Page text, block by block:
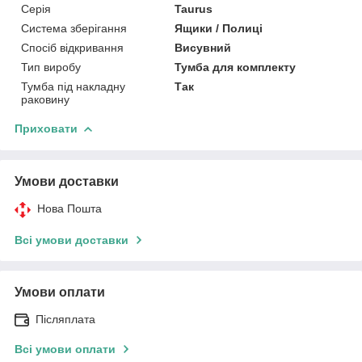
Серія
Taurus
Система зберігання
Ящики / Полиці
Спосіб відкривання
Висувний
Тип виробу
Тумба для комплекту
Тумба під накладну
раковину
Так
Приховати
Умови доставки
Нова Пошта
Всі умови доставки
Умови оплати
Післяплата
Всі умови оплати